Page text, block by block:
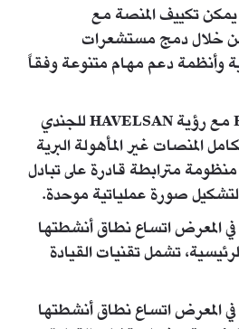
يمكن تكييف المنصة مع
خلال دمج مستشعرات
وأنظمة دعم مهام متنوعة وفقاً
كما تنسجم BARKAN 3 مع رؤية HAVELSAN للجندي
المنصات غير المأهولة البرية
مترابطة قادرة على تبادل
لتشكيل صورة عملياتية موحدة.
المعرض اتساع نطاق أنشطتها
تشمل تقنيات القيادة
المعرض اتساع نطاق أنشطتها